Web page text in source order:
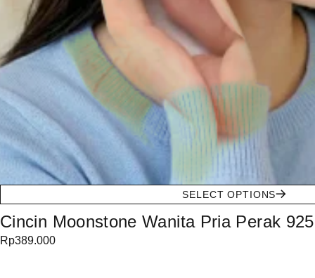
SELECT OPTIONS
Cincin Moonstone Wanita Pria Perak
Rp389.000